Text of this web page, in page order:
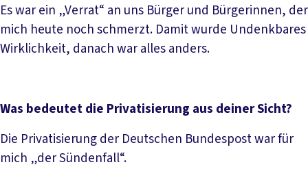
Es war ein „Verrat“ an uns Bürger und Bürgerinnen, der
mich heute noch schmerzt. Damit wurde Undenkbares
Wirklichkeit, danach war alles anders.
Was bedeutet die Privatisierung aus deiner Sicht?
Die Privatisierung der Deutschen Bundespost war für
mich „der Sündenfall“.